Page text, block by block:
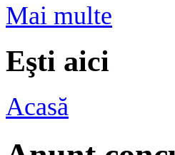
Mai multe
Eşti aici
Acasă